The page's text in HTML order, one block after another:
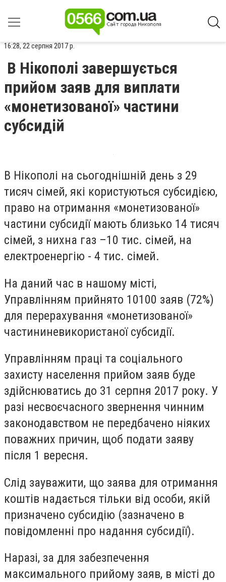
16:28, 22 серпня 2017 р.
В Нікополі завершується
прийом заяв для виплати
«монетизованої» частини
субсидій
В Нікополі на сьогоднішній день з 29
тисяч сімей, які користуються субсидією,
право на отримання «монетизованої»
частини субсидії мають близько 14 тисяч
сімей, з нихна газ –10 тис. сімей, на
електроенергію - 4 тис. сімей.
На даний час в нашому місті,
Управлінням прийнято 10100 заяв (72%)
для перерахування «монетизованої»
частининевикористаної субсидії.
Управлінням праці та соціального
захисту населення прийом заяв буде
здійснюватись до 31 серпня 2017 року. У
разі несвоєчасного звернення чинним
законодавством не передбачено ніяких
поважних причин, щоб подати заяву
після 1 вересня.
Слід зауважити, що заява для отримання
коштів надається тільки від особи, якій
призначено субсидію (зазначено в
повідомленні про надання субсидії).
Наразі, за для забезпечення
максимального прийому заяв, в місті до